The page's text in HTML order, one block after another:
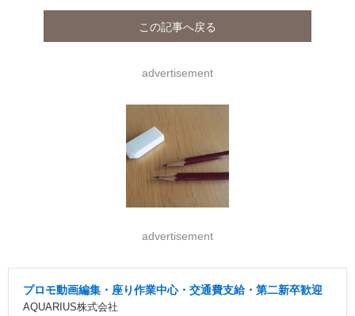
この記事へ戻る
advertisement
advertisement
プロモ動画編集・座り作業中心・交通費支給・第二新卒歓迎
AQUARIUS株式会社